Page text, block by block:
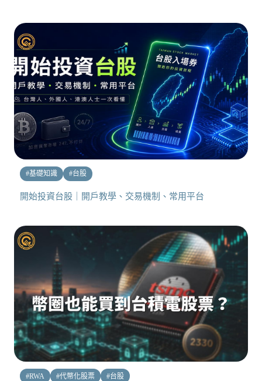
#基礎知識 #台股
開始投資台股｜開戶教學、交易機制、常用平台
#RWA #代幣化股票 #台股